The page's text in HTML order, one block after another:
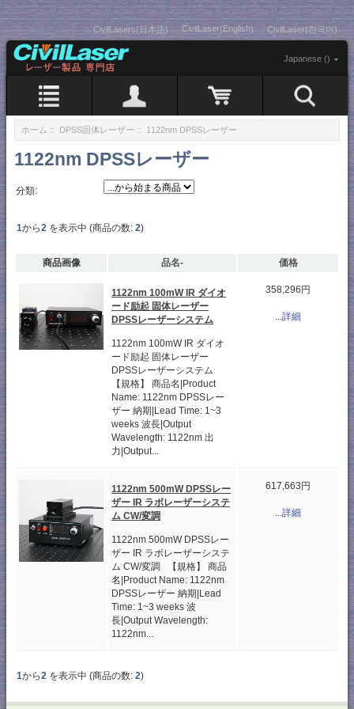
CivilLasers(日本語) CivilLaser(English) CivilLaser(한국어)
Japanese ()
ホーム :: DPSS固体レーザー :: 1122nm DPSSレーザー
1122nm DPSSレーザー
分類:
1から2 を表示中 (商品の数: 2)
商品画像 品名- 価格
1122nm 100mW IR ダイオ
ード励起 固体レーザー
DPSSレーザーシステム
1122nm 100mW IR ダイオ
ード励起 固体レーザー
DPSSレーザーシステム
【規格】 商品名|Product
Name: 1122nm DPSSレー
ザー 納期|Lead Time: 1~3
weeks 波長|Output
Wavelength: 1122nm 出
力|Output...
358,296円
...詳細
1122nm 500mW DPSSレー
ザー IR ラボレーザーシステ
ム CW/変調
1122nm 500mW DPSSレー
ザー IR ラボレーザーシステ
ム CW/変調 【規格】 商品
名|Product Name: 1122nm
DPSSレーザー 納期|Lead
Time: 1~3 weeks 波
長|Output Wavelength:
1122nm...
617,663円
...詳細
1から2 を表示中 (商品の数: 2)